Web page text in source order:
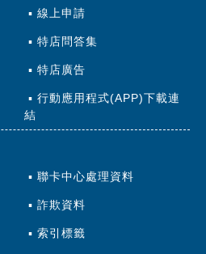
線上申請
特店問答集
特店廣告
行動應用程式(APP)下載連
結
聯卡中心處理資料
詐欺資料
索引標籤